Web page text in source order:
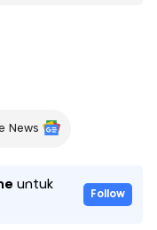
News
untuk
Follow